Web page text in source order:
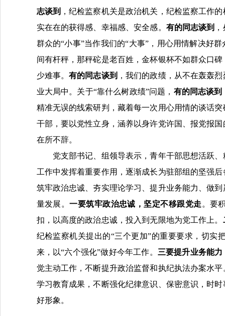
志谈到 ，纪检监察机关是政治机关，纪检监察工作
实在在的获得感、幸福感、安全感。 有的同志谈到
群众的“小事”当作我们的“大事”，用心用情解决好
间有杆秤，那秤砣是老百姓，金杯银杯不如群众口
少难事。有的同志谈到 ，我们的政绩，从不在轰轰
业大局中。 关于“靠什么树政绩”问题 ， 有的同志谈到
精准无误的线索研判，藏着每一次用心用情的谈话
干部，要以党性立身，涵养以身许党许国、报党报
在所不辞。
党支部书记、组领导表示，青年干部思想活跃、
工作中发挥着重要作用，逐渐成长为驻部组的坚强
筑牢政治忠诚、夯实理论学习、提升业务能力、做
量发展。一要筑牢政治忠诚，坚定不移跟党走 。要
扣，以高度的政治忠诚，投入到无限地为党工作上。
纪检监察机关提出的“三个更加”的重要要求，切实
来，以“六个强化”做好今年工作。 三要提升业务能
觉主动工作，不断提升政治监督和执纪执法办案水平
学习教育成果，不断强化纪律意识、保密意识，时
好形象。